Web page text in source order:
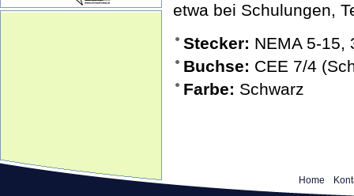
etwa bei Schulungen,
Stecker: NEMA 5-15,
Buchse: CEE 7/4
Farbe: Schwarz
Home